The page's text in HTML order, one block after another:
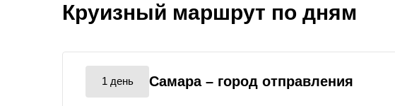
Круизный маршрут по дням
1 день Самара – город отправления